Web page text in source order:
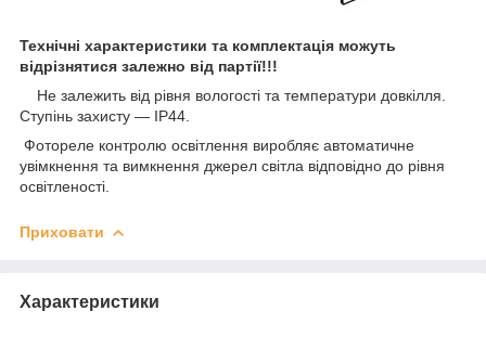
Технічні характеристики та комплектація можуть
відрізнятися залежно від партії!!!
Не залежить від рівня вологості та температури довкілля.
Ступінь захисту — IP44.
Фотореле контролю освітлення виробляє автоматичне
увімкнення та вимкнення джерел світла відповідно до рівня
освітленості.
Приховати
Характеристики